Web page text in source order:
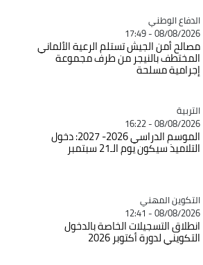
Catégorie
الدفاع الوطني
08/08/2026 - 17:49
مصالح أمن الجيش تستلم الرعية الألماني
المختطف بالنيجر من طرف مجموعة
إجرامية مسلحة
Catégorie
التربية
08/08/2026 - 16:22
الموسم الدراسي 2026- 2027: دخول
التلاميذ سيكون يوم الـ21 سبتمبر
Catégorie
التكوين المهني
08/08/2026 - 12:41
انطلاق التسجيلات الخاصة بالدخول
التكويني لدورة أكتوبر 2026